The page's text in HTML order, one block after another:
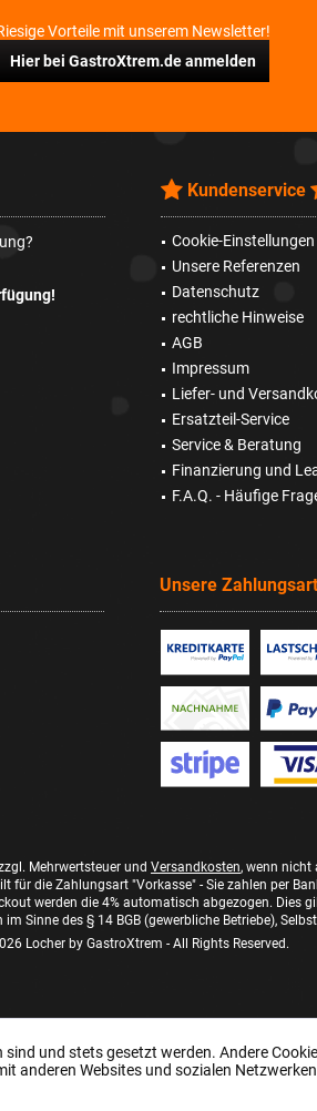
Vorteile mit unserem Newsletter!
Hier bei GastroXtrem.de anmelden
Kundenservice
Cookie-Einstellungen
Unsere Referenzen
Datenschutz
rechtliche Hinweise
AGB
Impressum
Liefer- und
Ersatzteil-Service
Service & Beratung
Finanzierung und
F.A.Q. - Häufige
Unsere
Mehrwertsteuer und Versandkosten, wenn nicht
für die Zahlungsart "Vorkasse" - Sie zahlen per
werden die 4% automatisch abgezogen. Dies
Sinne des § 14 BGB (gewerbliche Betriebe),
Locher by GastroXtrem - All Rights Reserved.
und stets gesetzt werden. Andere
anderen Websites und sozialen